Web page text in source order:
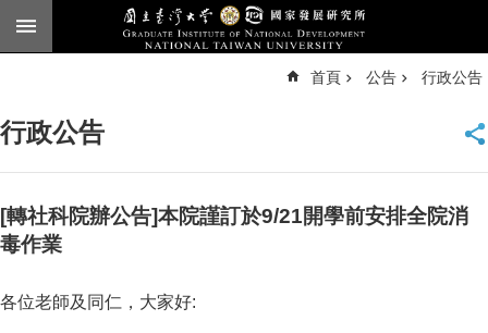
跳到主要內容區塊
臺
頁
English
告
首頁 公告 行政公告
行政公告
[轉社科院辦公告]本院謹訂於9/21開學前安排全院消
毒作業
各位老師及同仁，大家好: